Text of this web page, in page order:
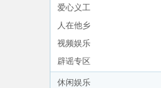
爱心义工
人在他乡
视频娱乐
辟谣专区
休闲娱乐